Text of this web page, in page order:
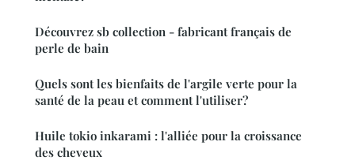
Découvrez sb collection - fabricant français de
perle de bain
Quels sont les bienfaits de l'argile verte pour la
santé de la peau et comment l'utiliser?
Huile tokio inkarami : l'alliée pour la croissance
des cheveux